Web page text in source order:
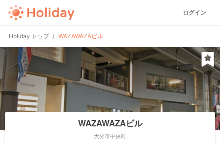
ログイン
Holiday トップ WAZAWAZAビル
WAZAWAZAビル
大分市中央町